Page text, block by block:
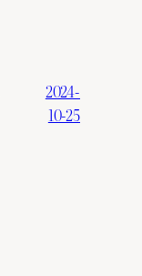
2024-
10-25